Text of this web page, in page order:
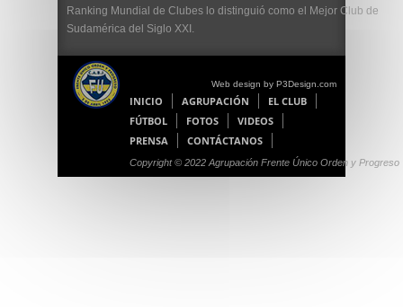
Ranking Mundial de Clubes lo distinguió como el Mejor Club de
Sudamérica del Siglo XXI.
Web design by P3Design.com
INICIO AGRUPACIÓN
EL CLUB
FÚTBOL
FOTOS
VIDEOS
PRENSA
CONTÁCTANOS
Copyright © 2022 Agrupación Frente Único Orden y Progreso